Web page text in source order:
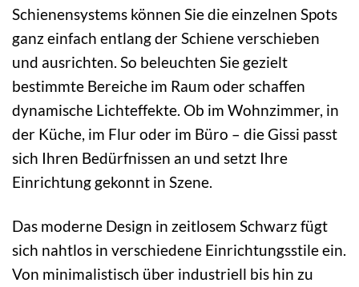
Schienensystems können Sie die einzelnen Spots
ganz einfach entlang der Schiene verschieben
und ausrichten. So beleuchten Sie gezielt
bestimmte Bereiche im Raum oder schaffen
dynamische Lichteffekte. Ob im Wohnzimmer, in
der Küche, im Flur oder im Büro – die Gissi passt
sich Ihren Bedürfnissen an und setzt Ihre
Einrichtung gekonnt in Szene.
Das moderne Design in zeitlosem Schwarz fügt
sich nahtlos in verschiedene Einrichtungsstile ein.
Von minimalistisch über industriell bis hin zu